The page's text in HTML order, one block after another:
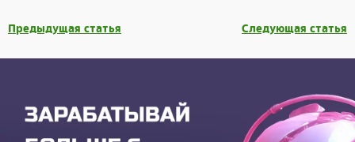
Предыдущая статья Следующая статья